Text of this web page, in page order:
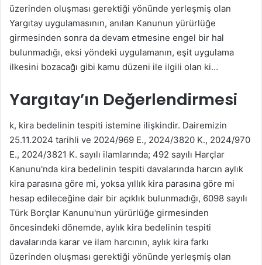
üzerinden oluşması gerektiği yönünde yerleşmiş olan
Yargıtay uygulamasının, anılan Kanunun yürürlüğe
girmesinden sonra da devam etmesine engel bir hal
bulunmadığı, eksi yöndeki uygulamanın, eşit uygulama
ilkesini bozacağı gibi kamu düzeni ile ilgili olan ki…
Yargıtay’ın Değerlendirmesi
k, kira bedelinin tespiti istemine ilişkindir. Dairemizin
25.11.2024 tarihli ve 2024/969 E., 2024/3820 K., 2024/970
E., 2024/3821 K. sayılı ilamlarında; 492 sayılı Harçlar
Kanunu'nda kira bedelinin tespiti davalarında harcın aylık
kira parasına göre mi, yoksa yıllık kira parasına göre mi
hesap edileceğine dair bir açıklık bulunmadığı, 6098 sayılı
Türk Borçlar Kanunu'nun yürürlüğe girmesinden
öncesindeki dönemde, aylık kira bedelinin tespiti
davalarında karar ve ilam harcının, aylık kira farkı
üzerinden oluşması gerektiği yönünde yerleşmiş olan